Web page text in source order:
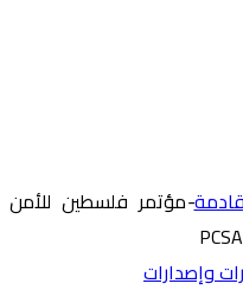
-مؤتمر فلسطين للأمن
وإصدارات